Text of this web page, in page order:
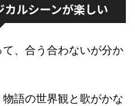
ルシーンが楽しい
、合う合わないが分か
語の世界観と歌がかな